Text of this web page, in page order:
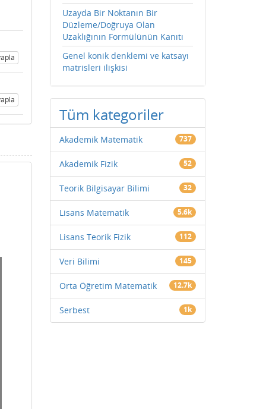
Uzayda Bir Noktanın Bir
Düzleme/Doğruya Olan
Uzaklığının Formülünün Kanıtı
Genel konik denklemi ve katsayı
matrisleri ilişkisi
Tüm kategoriler
Akademik Matematik 737
Akademik Fizik 52
Teorik Bilgisayar Bilimi 32
Lisans Matematik 5.6k
Lisans Teorik Fizik 112
Veri Bilimi 145
Orta Öğretim Matematik 12.7k
Serbest 1k